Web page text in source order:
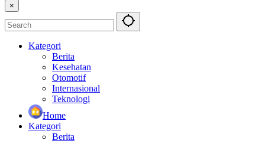
×
Kategori
Berita
Kesehatan
Otomotif
Internasional
Teknologi
Home
Kategori
Berita